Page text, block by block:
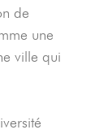
de
une
ville qui